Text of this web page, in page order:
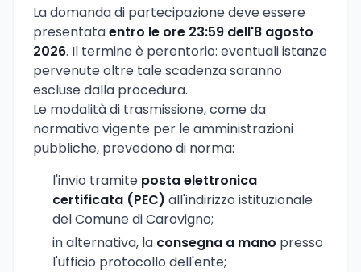
La domanda di partecipazione deve essere
presentataentro le ore 23:59 dell'8 agosto
2026. Il termine è perentorio: eventuali istanze
pervenute oltre tale scadenza saranno
escluse dalla procedura.
Le modalità di trasmissione, come da
normativa vigente per le amministrazioni
pubbliche, prevedono di norma:
l'invio tramite posta elettronica
certificata (PEC) all'indirizzo istituzionale
del Comune di Carovigno;
in alternativa, la consegna a mano presso
l'ufficio protocollo dell'ente;